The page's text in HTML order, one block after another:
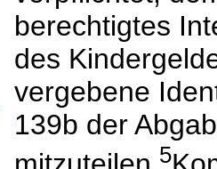
berechtigtes
des
vergebene
139b der
5